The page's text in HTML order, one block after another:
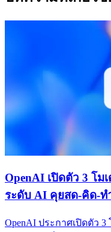
OpenAI เปิดตัว 3 โม
ระดับ AI คุยสด-คิด-ท
OpenAI ประกาศเปิดตัว 3